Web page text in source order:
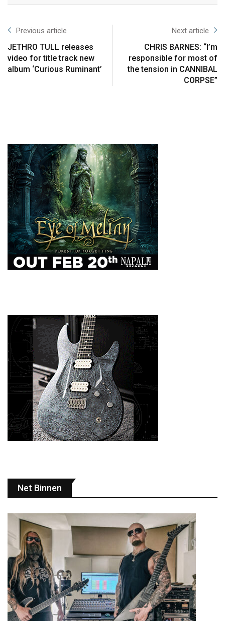
Previous article
JETHRO TULL releases
video for title track new
album ‘Curious Ruminant’
Next article
CHRIS BARNES: “I’m
responsible for most of
the tension in CANNIBAL
CORPSE”
Net Binnen